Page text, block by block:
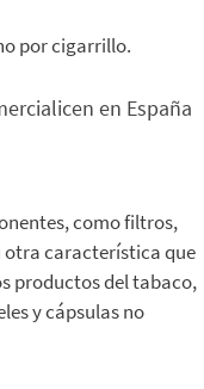
por cigarrillo.
en España
como filtros,
otra característica que
productos del tabaco,
y cápsulas no